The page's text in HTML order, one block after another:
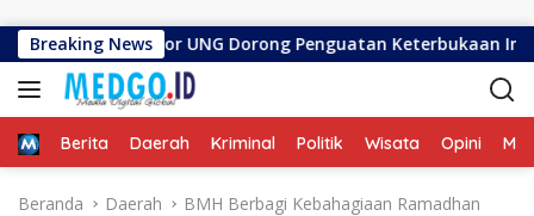
Breaking News
Rektor UNG Dorong Penguatan Keterbukaan Informasi
HomeBerita Daerah Kriminal Politik Wisata Opini
Beranda Daerah
BMH Berbagi Kebahagiaan Ramadhan